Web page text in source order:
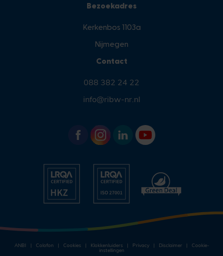
Bezoekadres
Kerkenbos 1103a
Nijmegen
Contact
088 382 24 22
info@ribw-nr.nl
ANBI Colofon Cookies Klokkenluiders Privacy Disclaimer Cookie-
instellingen